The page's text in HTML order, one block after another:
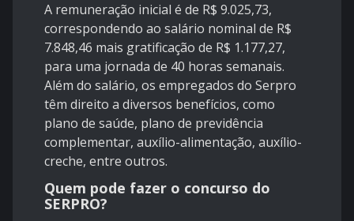
A remuneração inicial é de R$ 9.025,73,
correspondendo ao salário nominal de R$
7.848,46 mais gratificação de R$ 1.177,27,
para uma jornada de 40 horas semanais.
Além do salário, os empregados do Serpro
têm direito a diversos benefícios, como
plano de saúde, plano de previdência
complementar, auxílio-alimentação, auxílio-
creche, entre outros.
Quem pode fazer o concurso do
SERPRO?